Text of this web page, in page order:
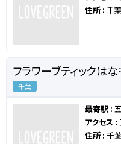
住所 : 千
フラワーブティックはな
千葉
最寄駅 :
アクセス :
住所 : 千